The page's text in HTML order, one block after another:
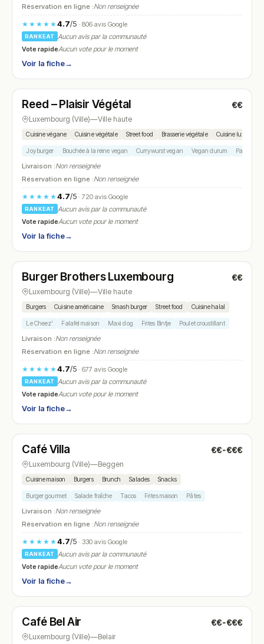
Réservation en ligne :Non renseignée
★★★★★4.7/5· 806 avis Google
RANKEAT
Aucun avis par la communauté
Vote rapideAucun vote pour le moment
Voir la fiche→
N° 6
Reed – Plaisir Végétal €€
Luxembourg (Ville)—Ville haute
Cuisine végane Cuisine végétale Street food Brasserie végétale Cuisine
Joy burger Bouchée à la reine vegan Currywurst vegan Vegan durum Pastel de
Livraison :Non renseignée
Réservation en ligne :Non renseignée
★★★★★4.7/5· 720 avis Google
RANKEAT
Aucun avis par la communauté
Vote rapideAucun vote pour le moment
Voir la fiche→
N° 7
Burger Brothers Luxembourg €€
Luxembourg (Ville)—Ville haute
Burgers Cuisine américaine Smash burger Street food Cuisine halal
Le Cheez' Falafel maison Maxi dog Frites Bintje Poulet croustillant
Livraison :Non renseignée
Réservation en ligne :Non renseignée
★★★★★4.7/5· 677 avis Google
RANKEAT
Aucun avis par la communauté
Vote rapideAucun vote pour le moment
Voir la fiche→
N° 8
Café Villa €€-€€€
Luxembourg (Ville)—Beggen
Cuisine maison Burgers Brunch Salades Snacks
Burger gourmet Salade fraîche Tacos Frites maison Pâtes
Livraison :Non renseignée
Réservation en ligne :Non renseignée
★★★★★4.7/5· 330 avis Google
RANKEAT
Aucun avis par la communauté
Vote rapideAucun vote pour le moment
Voir la fiche→
N° 9
Café Bel Air €€-€€€
Luxembourg (Ville)—Belair